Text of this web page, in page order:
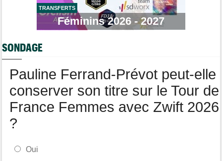
XRG
Tour de Pologne
Diffusion TV... quelle heure et quelle chaîne la 4e étape ?
Transfert
TRANSFERTS
Féminins 2026 - 2027
SONDAGE
Pauline Ferrand-Prévot peut-elle
conserver son titre sur le Tour de
France Femmes avec Zwift 2026
?
Oui